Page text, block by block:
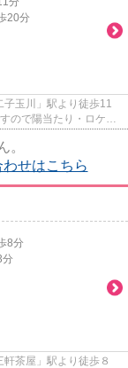
20分
玉川」駅より徒歩11
ので陽当たり・ロケー
。
せはこちら
8分
分
茶屋」駅より徒歩８